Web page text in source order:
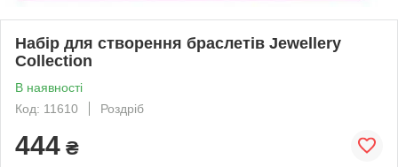
Набір для створення браслетів Jewellery
Collection
В наявності
Код: 11610
Роздріб
444 ₴